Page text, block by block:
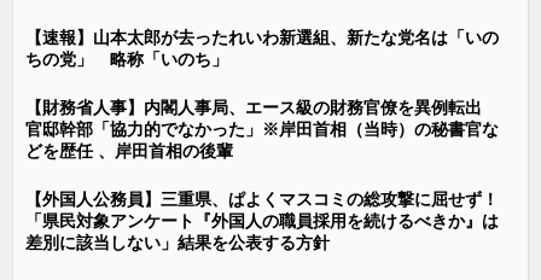
【速報】山本太郎が去ったれいわ新選組、新たな党名は「いの
ちの党」 略称「いのち」
【財務省人事】内閣人事局、エース級の財務官僚を異例転出
官邸幹部「協力的でなかった」※岸田首相（当時）の秘書官な
どを歴任 、岸田首相の後輩
【外国人公務員】三重県、ぱよくマスコミの総攻撃に屈せず！
「県民対象アンケート『外国人の職員採用を続けるべきか』は
差別に該当しない」結果を公表する方針